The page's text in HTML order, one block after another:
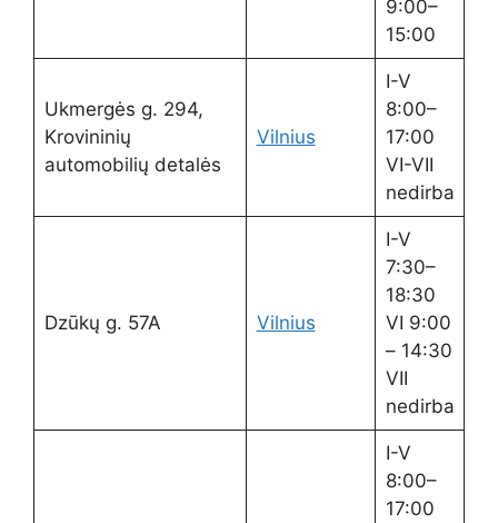
9:00–
15:00
Ukmergės g. 294,
Krovininių
automobilių detalės
Vilnius
I-V
8:00–
17:00
VI-VII
nedirba
Dzūkų g. 57A Vilnius
I-V
7:30–
18:30
VI 9:00
– 14:30
VII
nedirba
I-V
8:00–
17:00